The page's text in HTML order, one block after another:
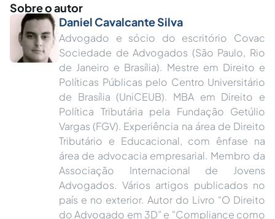
Sobre o autor
Daniel Cavalcante Silva
Advogado e sócio do escritório Covac
Sociedade de Advogados (São Paulo, Rio
de Janeiro e Brasília). Mestre em Direito e
Políticas Públicas pelo Centro Universitário
de Brasília (UniCEUB). MBA em Direito e
Política Tributária pela Fundação Getúlio
Vargas (FGV). Experiência na área de Direito
Tributário e Educacional, com ênfase na
área de advocacia empresarial. Membro da
Associação Internacional de Jovens
Advogados. Vários artigos publicados no
país e no exterior. Autor do Livro “O Direito
do Advogado em 3D” e "Compliance como